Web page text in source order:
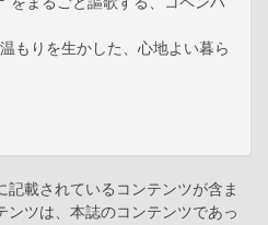
りを生かした、心地よい暮ら
載されているコンテンツが含ま
ンツは、本誌のコンテンツであっ